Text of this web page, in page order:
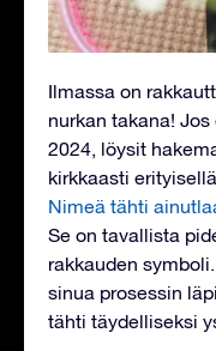
Ilmassa on
nurkan takana!
2024, löysit
kirkkaasti
Nimeä tähti
Se on tavallista
rakkauden
sinua prosessin
tähti täydelliseksi